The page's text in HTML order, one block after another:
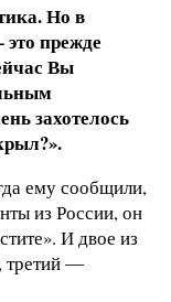
Но в
прежде
Вы
захотелось
ему сообщили,
из России, он
И двое из
третий ―